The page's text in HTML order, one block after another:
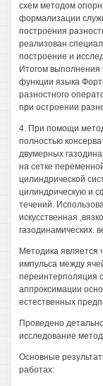
схем методом
формализации
построения
реализован
построение и
Итогом выполнения
функции языка
разностного
при остроении
4. При помощи
полностью
двумерных
на сетке
цилиндрической
цилиндрическую и
течений.
искусственная
газодинамических.
Методика является
импульса между
переинтерполяция
аппроксимации
естественных
Проведено
исследование
Основные
работах: